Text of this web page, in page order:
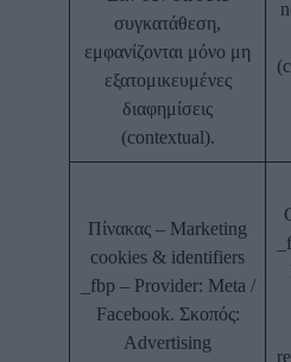
συγκατάθεση,
εμφανίζονται μόνο μη
εξατομικευμένες
διαφημίσεις
(contextual).
Πίνακας – Marketing
cookies & identifiers
_fbp – Provider: Meta /
Facebook. Σκοπός:
Advertising